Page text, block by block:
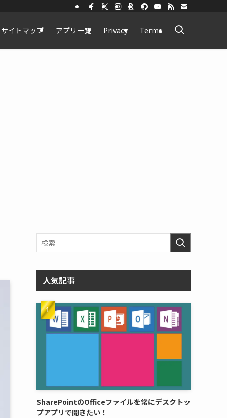
サイトマップ アプリ一覧 Privacy Terms
人気記事
SharePointのOfficeファイルを常にデスクトッ
プアプリで開きたい！